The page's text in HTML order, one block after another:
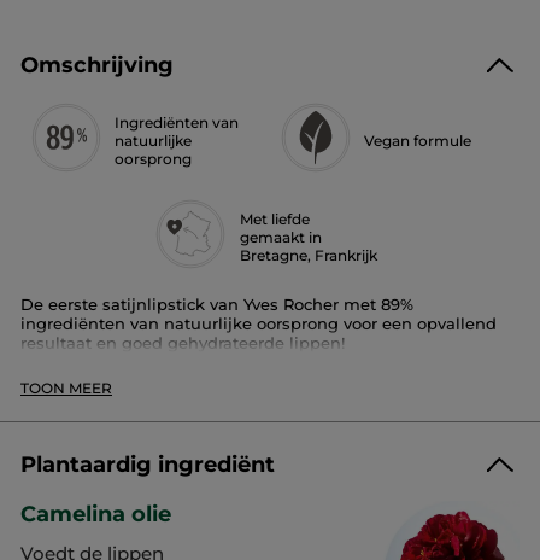
Omschrijving
Ingrediënten van
natuurlijke
oorsprong
Vegan formule
Met liefde
gemaakt in
Bretagne, Frankrijk
De eerste satijnlipstick van Yves Rocher met 89%
ingrediënten van natuurlijke oorsprong voor een opvallend
resultaat en goed gehydrateerde lippen!
Beschikbaar in 24 tinten.
Pluspunt:
de rijke en crèmige formule met cameliaolie is intens
gepigmenteerd. Ze verzorgt, hydrateert en voedt de lippen.
Rouge Elixir Satin dekt in een laagje, voedt en hydrateert, en
staat urenlang garant voor een aangenaam en zacht gevoel
van comfort.
TOON MEER
Plantaardig ingrediënt
Camelina olie
Voedt de lippen